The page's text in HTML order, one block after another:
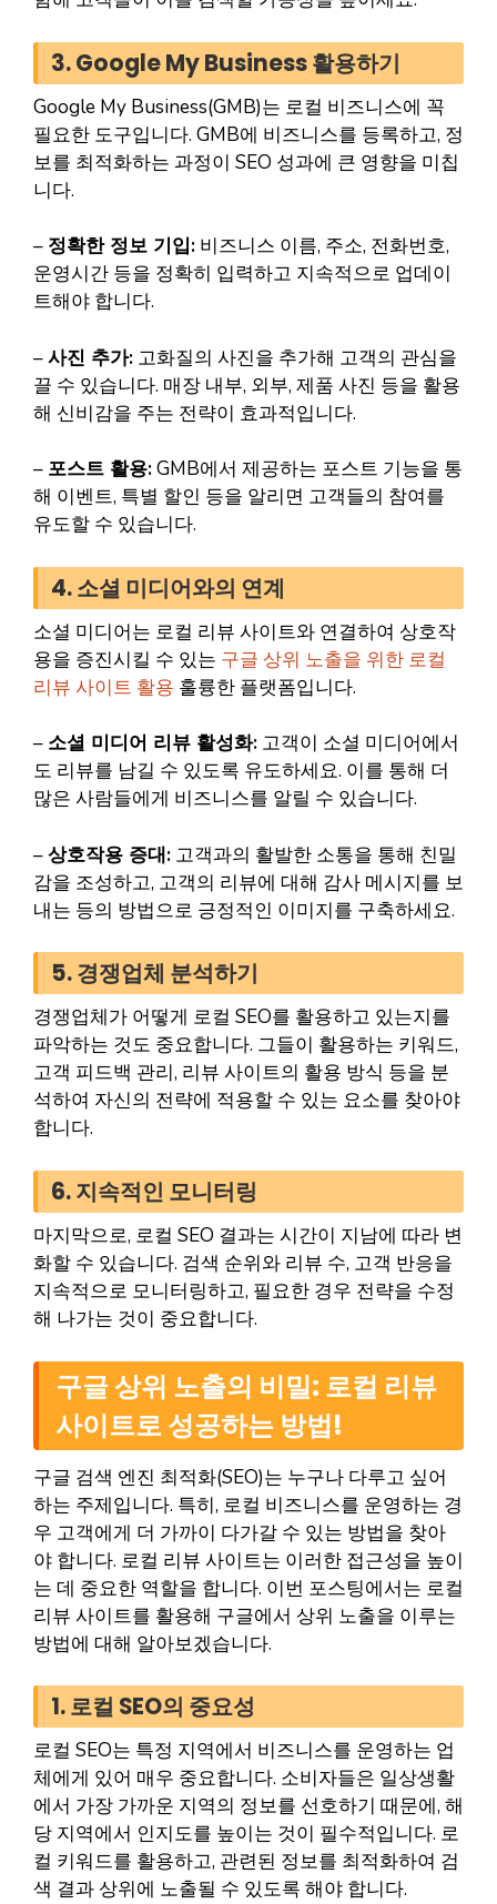
3. Google My Business 활용하기
Google My Business(GMB)는 로컬 비즈니스에 꼭
필요한 도구입니다. GMB에 비즈니스를 등록하고, 정
보를 최적화하는 과정이 SEO 성과에 큰 영향을 미칩
니다.
– 정확한 정보 기입: 비즈니스 이름, 주소, 전화번호,
운영시간 등을 정확히 입력하고 지속적으로 업데이
트해야 합니다.
–사진 추가: 고화질의 사진을 추가해 고객의 관심을
끌 수 있습니다. 매장 내부, 외부, 제품 사진 등을 활용
해 신비감을 주는 전략이 효과적입니다.
– 포스트 활용:GMB에서 제공하는 포스트 기능을 통
해 이벤트, 특별 할인 등을 알리면 고객들의 참여를
유도할 수 있습니다.
4. 소셜 미디어와의 연계
소셜 미디어는 로컬 리뷰 사이트와 연결하여 상호작
용을 증진시킬 수 있는 구글 상위 노출을 위한 로컬
리뷰 사이트 활용 훌륭한 플랫폼입니다.
– 소셜 미디어 리뷰 활성화: 고객이 소셜 미디어에서
도 리뷰를 남길 수 있도록 유도하세요. 이를 통해 더
많은 사람들에게 비즈니스를 알릴 수 있습니다.
–상호작용 증대: 고객과의 활발한 소통을 통해 친밀
감을 조성하고, 고객의 리뷰에 대해 감사 메시지를 보
내는 등의 방법으로 긍정적인 이미지를 구축하세요.
5. 경쟁업체 분석하기
경쟁업체가 어떻게 로컬 SEO를 활용하고 있는지를
파악하는 것도 중요합니다. 그들이 활용하는 키워드,
고객 피드백 관리, 리뷰 사이트의 활용 방식 등을 분
석하여 자신의 전략에 적용할 수 있는 요소를 찾아야
합니다.
6. 지속적인 모니터링
마지막으로, 로컬 SEO 결과는 시간이 지남에 따라 변
화할 수 있습니다. 검색 순위와 리뷰 수, 고객 반응을
지속적으로 모니터링하고, 필요한 경우 전략을 수정
해 나가는 것이 중요합니다.
구글 상위 노출의 비밀: 로컬 리뷰
사이트로 성공하는 방법!
구글 검색 엔진 최적화(SEO)는 누구나 다루고 싶어
하는 주제입니다. 특히, 로컬 비즈니스를 운영하는 경
우 고객에게 더 가까이 다가갈 수 있는 방법을 찾아
야 합니다. 로컬 리뷰 사이트는 이러한 접근성을 높이
는 데 중요한 역할을 합니다. 이번 포스팅에서는 로컬
리뷰 사이트를 활용해 구글에서 상위 노출을 이루는
방법에 대해 알아보겠습니다.
1. 로컬 SEO의 중요성
로컬 SEO는 특정 지역에서 비즈니스를 운영하는 업
체에게 있어 매우 중요합니다. 소비자들은 일상생활
에서 가장 가까운 지역의 정보를 선호하기 때문에, 해
당 지역에서 인지도를 높이는 것이 필수적입니다. 로
컬 키워드를 활용하고, 관련된 정보를 최적화하여 검
색 결과 상위에 노출될 수 있도록 해야 합니다.